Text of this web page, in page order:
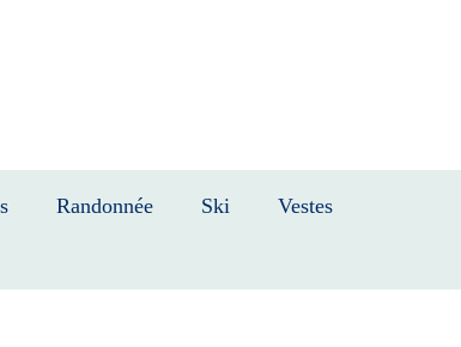
Randonnée Ski Vestes